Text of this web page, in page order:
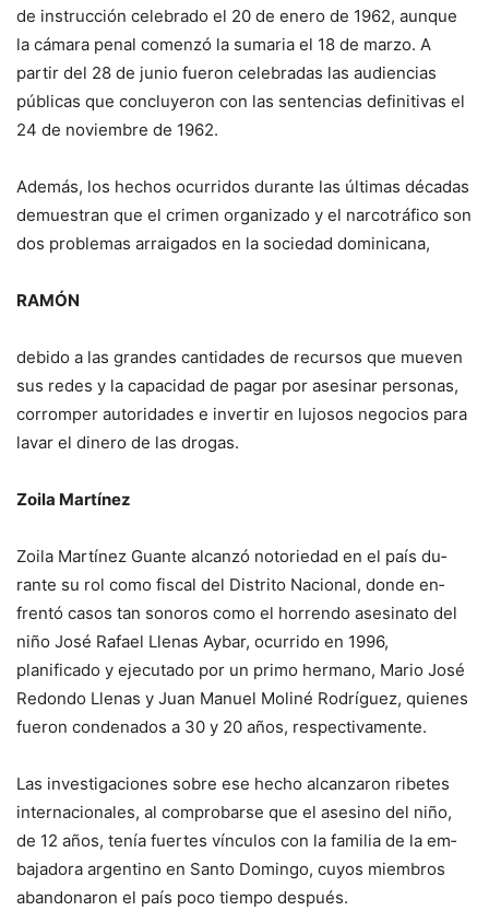
de instruc­ción celebrado el 20 de enero de 1962, aunque
la cámara penal comenzó la sumaria el 18 de marzo. A
partir del 28 de junio fueron celebradas las audiencias
públicas que con­cluyeron con las sentencias definitivas el
24 de noviembre de 1962.
Además, los hechos ocurri­dos durante las últimas déca­das
demuestran que el crimen organizado y el narcotráfico son
dos problemas arraigados en la sociedad dominicana,
RAMÓN
debido a las grandes cantida­des de recursos que mueven
sus redes y la capacidad de pagar por asesinar personas,
corromper autoridades e in­vertir en lujosos negocios para
lavar el dinero de las drogas.
Zoila Martínez
Zoila Martínez Guante alcan­zó notoriedad en el país du­
rante su rol como fiscal del Distrito Nacional, donde en­
frentó casos tan sonoros co­mo el horrendo asesinato del
niño José Rafael Llenas Aybar, ocurrido en 1996,
planificado y ejecutado por un primo her­mano, Mario José
Redondo Llenas y Juan Manuel Moli­né Rodríguez, quienes
fueron condenados a 30 y 20 años, respectivamente.
Las investigaciones sobre ese hecho alcanzaron ribetes
internacionales, al compro­barse que el asesino del niño,
de 12 años, tenía fuertes vín­culos con la familia de la em­
bajadora argentino en Santo Domingo, cuyos miembros
abandonaron el país poco tiempo después.